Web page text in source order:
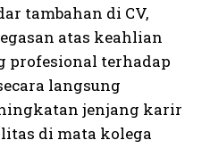
tambahan di CV,
atas keahlian
profesional terhadap
langsung
jenjang karir
di mata kolega